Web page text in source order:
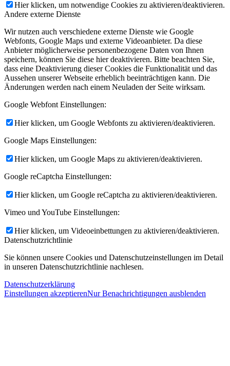
Hier klicken, um notwendige Cookies zu aktivieren/deaktivieren.
Andere externe Dienste
Wir nutzen auch verschiedene externe Dienste wie Google
Webfonts, Google Maps und externe Videoanbieter. Da diese
Anbieter möglicherweise personenbezogene Daten von Ihnen
speichern, können Sie diese hier deaktivieren. Bitte beachten Sie,
dass eine Deaktivierung dieser Cookies die Funktionalität und das
Aussehen unserer Webseite erheblich beeinträchtigen kann. Die
Änderungen werden nach einem Neuladen der Seite wirksam.
Google Webfont Einstellungen:
Hier klicken, um Google Webfonts zu aktivieren/deaktivieren.
Google Maps Einstellungen:
Hier klicken, um Google Maps zu aktivieren/deaktivieren.
Google reCaptcha Einstellungen:
Hier klicken, um Google reCaptcha zu aktivieren/deaktivieren.
Vimeo und YouTube Einstellungen:
Hier klicken, um Videoeinbettungen zu aktivieren/deaktivieren.
Datenschutzrichtlinie
Sie können unsere Cookies und Datenschutzeinstellungen im Detail
in unseren Datenschutzrichtlinie nachlesen.
Datenschutzerklärung
Einstellungen akzeptierenNur Benachrichtigungen ausblenden